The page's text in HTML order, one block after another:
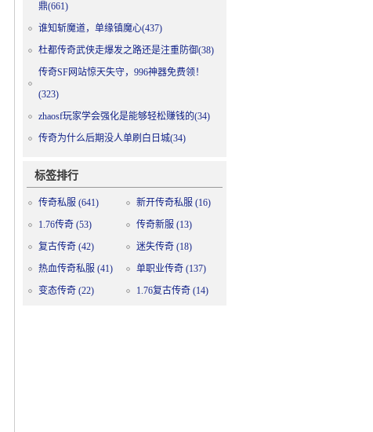
鼎(661)
谁知斩魔道，单缘镇魔心(437)
杜都传奇武侠走爆发之路还是注重防御(38)
传奇SF网站惊天失守，996神器免费领！
(323)
zhaosf玩家学会强化是能够轻松赚钱的(34)
传奇为什么后期没人单刷白日城(34)
标签排行
传奇私服 (641) 新开传奇私服 (16)
1.76传奇 (53) 传奇新服 (13)
复古传奇 (42) 迷失传奇 (18)
热血传奇私服 (41) 单职业传奇 (137)
变态传奇 (22) 1.76复古传奇 (14)